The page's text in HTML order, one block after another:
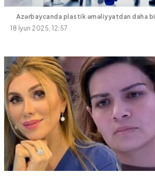
Azərbaycanda plastik əməliyyatdan daha
18 İyun 2025, 12:57